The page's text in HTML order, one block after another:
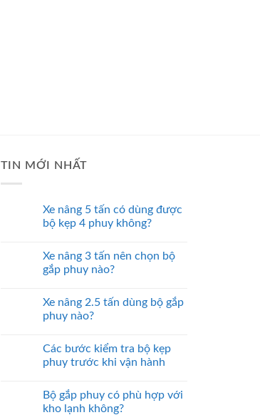
TIN MỚI NHẤT
Xe nâng 5 tấn có dùng được
bộ kẹp 4 phuy không?
Xe nâng 3 tấn nên chọn bộ
gắp phuy nào?
Xe nâng 2.5 tấn dùng bộ gắp
phuy nào?
Các bước kiểm tra bộ kẹp
phuy trước khi vận hành
Bộ gắp phuy có phù hợp với
kho lạnh không?